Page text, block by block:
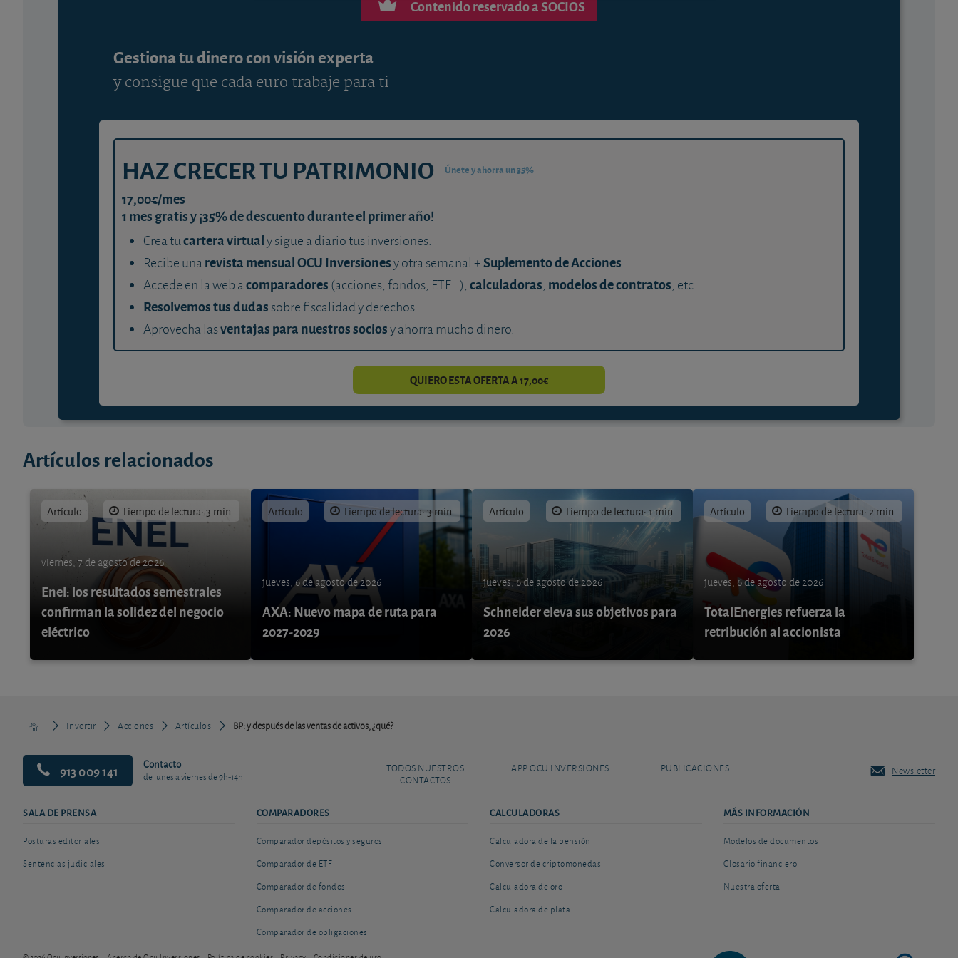
Contenido reservado a SOCIOS
Gestiona tu dinero con visión experta
y consigue que cada euro trabaje para ti
HAZ CRECER TU PATRIMONIO Únete y ahorra un 35%
17,00€/mes
1 mes gratis y ¡35% de descuento durante el primer año!
Crea tucartera virtualy sigue a diario tus inversiones.
Recibe unarevista mensual OCU Inversionesy otra semanal +Suplemento de Acciones.
Accede en la web acomparadores (acciones, fondos, ETF...), calculadoras, modelos de contratos, etc.
Resolvemos tus dudas sobre fiscalidad y derechos.
Aprovecha lasventajas para nuestros sociosy ahorra mucho dinero.
QUIERO ESTA OFERTA A 17,00€
Artículos relacionados
Artículo Tiempo de lectura: 3 min.
viernes, 7 de agosto de 2026
Enel: los resultados semestrales
confirman la solidez del negocio
eléctrico
Artículo Tiempo de lectura: 3 min.
jueves, 6 de agosto de 2026
AXA: Nuevo mapa de ruta para
2027-2029
Artículo Tiempo de lectura: 1 min.
jueves, 6 de agosto de 2026
Schneider eleva sus objetivos para
2026
Artículo Tiempo de lectura: 2 min.
jueves, 6 de agosto de 2026
TotalEnergies refuerza la
retribución al accionista
Invertir Acciones Artículos BP: y después de las ventas de activos, ¿qué?
913 009 141 Contacto
de lunes a viernes de 9h-14h
TODOS NUESTROS
CONTACTOS
APP OCU INVERSIONES PUBLICACIONES Newsletter
SALA DE PRENSA
Posturas editoriales
Sentencias judiciales
COMPARADORES
Comparador depósitos y seguros
Comparador de ETF
Comparador de fondos
Comparador de acciones
Comparador de obligaciones
CALCULADORAS
Calculadora de la pensión
Conversor de criptomonedas
Calculadora de oro
Calculadora de plata
MÁS INFORMACIÓN
Modelos de documentos
Glosario financiero
Nuestra oferta